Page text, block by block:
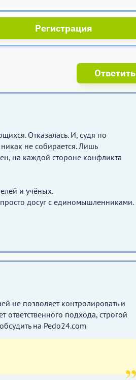
Регистрация
Ответить
Отказалась. И, судя по
не собирается. Лишь
на каждой стороне конфликта
и учёных.
досуг с единомышленниками.
не позволяет контролировать и
подхода, строгой
на Pedo24.com